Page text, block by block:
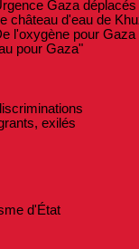
Gaza déplacés
château d'eau de
l'oxygène pour Gaza
pour Gaza"
exilés
d'État